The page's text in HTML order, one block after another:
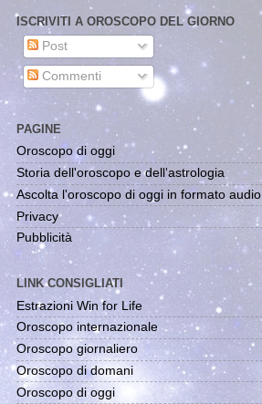
ISCRIVITI A OROSCOPO DEL GIORNO
Post
Commenti
PAGINE
Oroscopo di oggi
Storia dell'oroscopo e dell'astrologia
Ascolta l'oroscopo di oggi in formato audio
Privacy
Pubblicità
LINK CONSIGLIATI
Estrazioni Win for Life
Oroscopo internazionale
Oroscopo giornaliero
Oroscopo di domani
Oroscopo di oggi